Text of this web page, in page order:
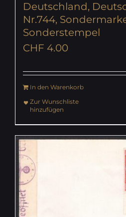
Deutschland,
Nr.744,
Sonderstempel
CHF 4.00
In den Warenkorb
Zur Wunschliste
hinzufügen